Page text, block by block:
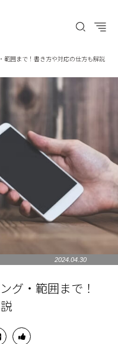
範囲まで！書き方や対応の仕方も解説
2024.04.30
グ・範囲まで！